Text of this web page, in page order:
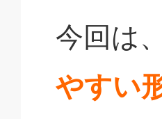
今回は、
やすい